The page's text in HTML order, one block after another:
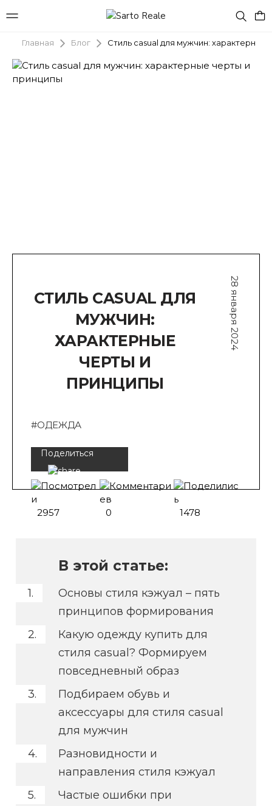
Главная Блог Стиль casual для мужчин: характерные
СТИЛЬ CASUAL ДЛЯ
МУЖЧИН:
ХАРАКТЕРНЫЕ
ЧЕРТЫ И
ПРИНЦИПЫ
#ОДЕЖДА
28 января 2024
Поделиться
2957 0 1478
В этой статье:
Основы стиля кэжуал – пять
принципов формирования
Какую одежду купить для
стиля casual? Формируем
повседневный образ
Подбираем обувь и
аксессуары для стиля casual
для мужчин
Разновидности и
направления стиля кэжуал
Частые ошибки при